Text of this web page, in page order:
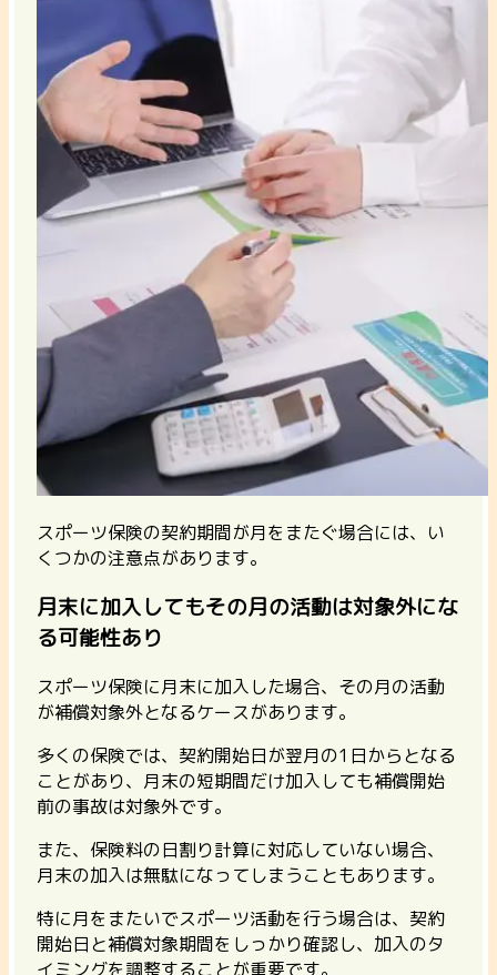
スポーツ保険の契約期間が月をまたぐ場合には、い
くつかの注意点があります。
月末に加入してもその月の活動は対象外にな
る可能性あり
スポーツ保険に月末に加入した場合、その月の活動
が補償対象外となるケースがあります。
多くの保険では、契約開始日が翌月の1日からとなる
ことがあり、月末の短期間だけ加入しても補償開始
前の事故は対象外です。
また、保険料の日割り計算に対応していない場合、
月末の加入は無駄になってしまうこともあります。
特に月をまたいでスポーツ活動を行う場合は、契約
開始日と補償対象期間をしっかり確認し、加入のタ
イミングを調整することが重要です。